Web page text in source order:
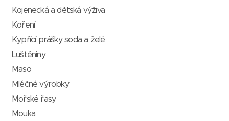
Kojenecká a dětská výživa
Koření
Kypřící prášky, soda a želé
Luštěniny
Maso
Mléčné výrobky
Mořské řasy
Mouka